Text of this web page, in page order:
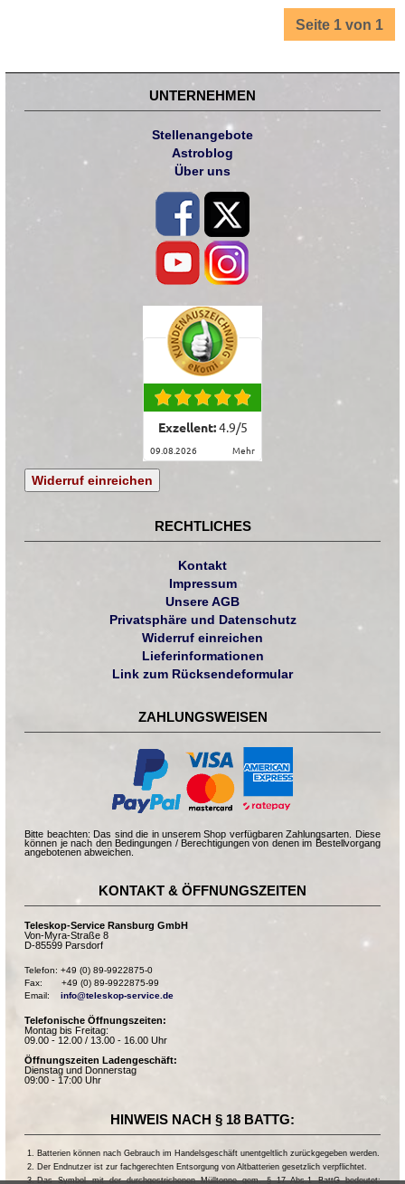
Seite 1 von 1
UNTERNEHMEN
Stellenangebote
Astroblog
Über uns
Exzellent:4.9/5
09.08.2026 mehr
Widerruf einreichen
RECHTLICHES
Kontakt
Impressum
Unsere AGB
Privatsphäre und Datenschutz
Widerruf einreichen
Lieferinformationen
Link zum Rücksendeformular
ZAHLUNGSWEISEN
Bitte beachten: Das sind die in unserem Shop verfügbaren Zahlungsarten. Diese
können je nach den Bedingungen / Berechtigungen von denen im Bestellvorgang
angebotenen abweichen.
KONTAKT & ÖFFNUNGSZEITEN
Teleskop-Service Ransburg GmbH
Von-Myra-Straße 8
D-85599 Parsdorf
Telefon: +49 (0) 89-9922875-0
Fax:       +49 (0) 89-9922875-99
Email: info@teleskop-service.de
Telefonische Öffnungszeiten:
Montag bis Freitag:
09.00 - 12.00 / 13.00 - 16.00 Uhr
Öffnungszeiten Ladengeschäft:
Dienstag und Donnerstag
09:00 - 17:00 Uhr
HINWEIS NACH § 18 BATTG:
Batterien können nach Gebrauch im Handelsgeschäft unentgeltlich zurückgegeben werden.
Der Endnutzer ist zur fachgerechten Entsorgung von Altbatterien gesetzlich verpflichtet.
Das Symbol mit der durchgestrichenen Mülltonne gem. § 17 Abs.1 BattG bedeutet: